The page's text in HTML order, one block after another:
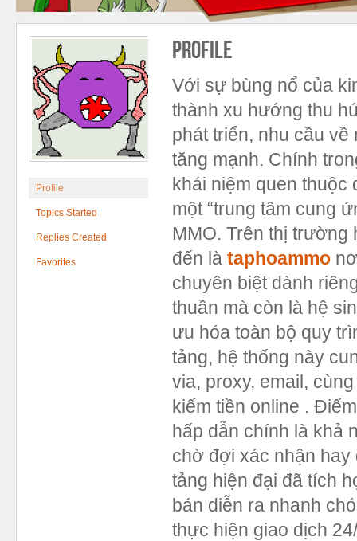
Profile
Topics Started
Replies Created
Favorites
Profile
Với sự bùng nổ của
thành xu hướng thu
phát triển, nhu cầu
tăng mạnh. Chính
khái niệm quen thuộc
một “trung tâm cung
MMO. Trên thị trường
đến là taphoammo
chuyên biệt dành
thuần mà còn là hệ
ưu hóa toàn bộ quy
tảng, hệ thống này
via, proxy, email,
kiếm tiền online .
hấp dẫn chính là khả
chờ đợi xác nhận
tảng hiện đại đã tích
bán diễn ra nhanh
thực hiện giao dịch